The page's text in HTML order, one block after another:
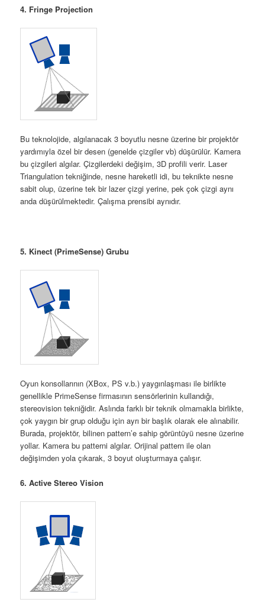
4. Fringe Projection
Bu teknolojide, algılanacak 3 boyutlu nesne üzerine bir projektör
yardımıyla özel bir desen (genelde çizgiler vb) düşürülür. Kamera
bu çizgileri algılar. Çizgilerdeki değişim, 3D profili verir. Laser
Triangulation tekniğinde, nesne hareketli idi, bu teknikte nesne
sabit olup, üzerine tek bir lazer çizgi yerine, pek çok çizgi aynı
anda düşürülmektedir. Çalışma prensibi aynıdır.
5. Kinect (PrimeSense) Grubu
Oyun konsollarının (XBox, PS v.b.) yaygınlaşması ile birlikte
genellikle PrimeSense firmasının sensörlerinin kullandığı,
stereovision tekniğidir. Aslında farklı bir teknik olmamakla birlikte,
çok yaygın bir grup olduğu için ayrı bir başlık olarak ele alınabilir.
Burada, projektör, bilinen pattern’e sahip görüntüyü nesne üzerine
yollar. Kamera bu patterni algılar. Orijinal pattern ile olan
değişimden yola çıkarak, 3 boyut oluşturmaya çalışır.
6. Active Stereo Vision